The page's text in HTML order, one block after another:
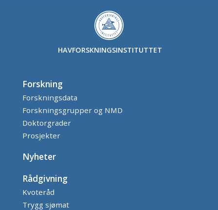
HAVFORSKNINGSINSTITUTTET
Forskning
Forskningsdata
Forskningsgrupper og NMD
Doktorgrader
Prosjekter
Nyheter
Rådgivning
Kvoteråd
Trygg sjømat